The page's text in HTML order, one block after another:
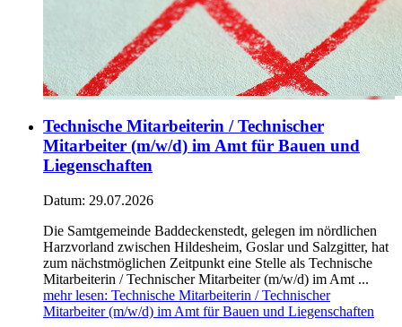
Technische Mitarbeiterin / Technischer
Mitarbeiter (m/w/d) im Amt für Bauen und
Liegenschaften
Datum: 29.07.2026
Die Samtgemeinde Baddeckenstedt, gelegen im nördlichen
Harzvorland zwischen Hildesheim, Goslar und Salzgitter, hat
zum nächstmöglichen Zeitpunkt eine Stelle als Technische
Mitarbeiterin / Technischer Mitarbeiter (m/w/d) im Amt ...
mehr lesen: Technische Mitarbeiterin / Technischer
Mitarbeiter (m/w/d) im Amt für Bauen und Liegenschaften